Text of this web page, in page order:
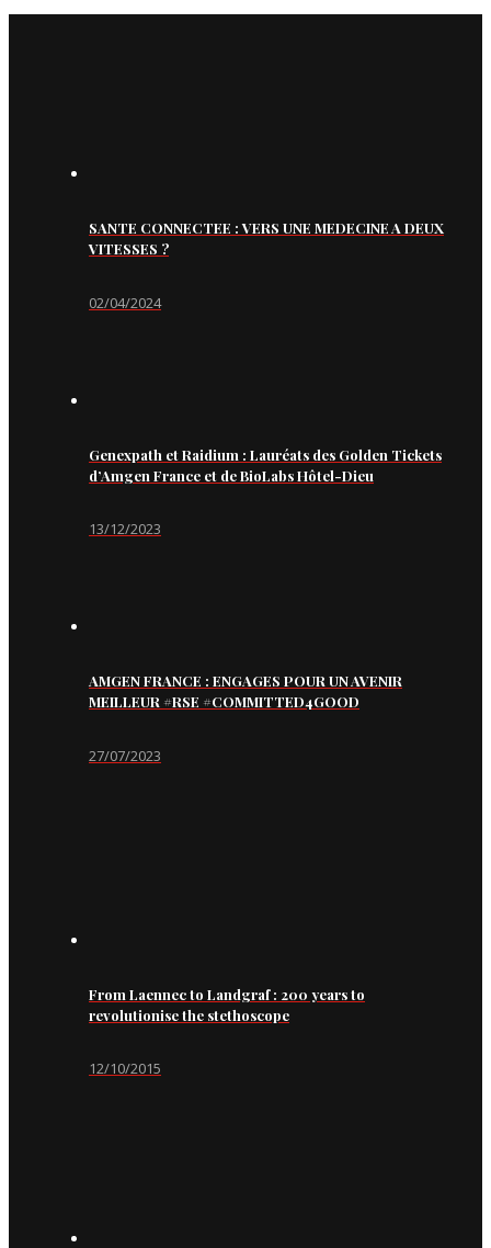
SANTE CONNECTEE : VERS UNE MEDECINE A DEUX
VITESSES ?
02/04/2024
Genexpath et Raidium : Lauréats des Golden Tickets
d’Amgen France et de BioLabs Hôtel-Dieu
13/12/2023
AMGEN FRANCE : ENGAGES POUR UN AVENIR
MEILLEUR #RSE #COMMITTED4GOOD
27/07/2023
From Laennec to Landgraf : 200 years to
revolutionise the stethoscope
12/10/2015